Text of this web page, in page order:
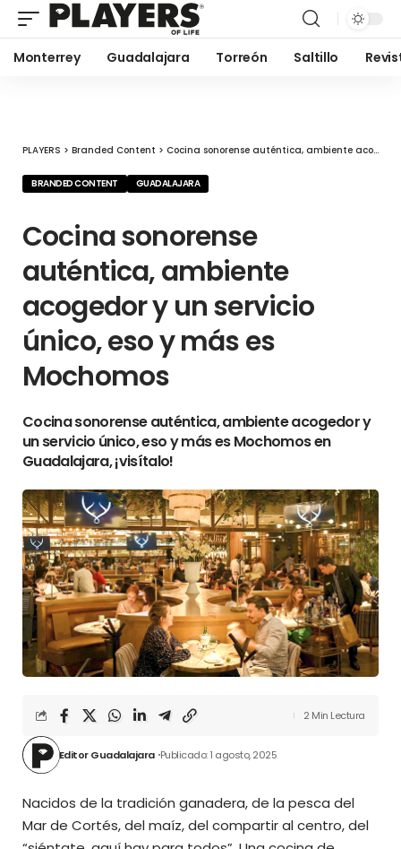
Monterrey Guadalajara Torreón Saltillo
PLAYERS > Branded Content > Cocina sonorense auténtica, ambiente acogedor y un servicio único, eso y más es Mochomos
BRANDED CONTENT GUADALAJARA
Cocina sonorense
auténtica, ambiente
acogedor y un servicio
único, eso y más es
Mochomos
Cocina sonorense auténtica, ambiente acogedor y
un servicio único, eso y más es Mochomos en
Guadalajara, ¡visítalo!
Editor Guadalajara Publicado: 1 agosto, 2025
2 Min Lectura
Nacidos de la tradición ganadera, de la pesca del
Mar de Cortés, del maíz, del compartir al centro, del